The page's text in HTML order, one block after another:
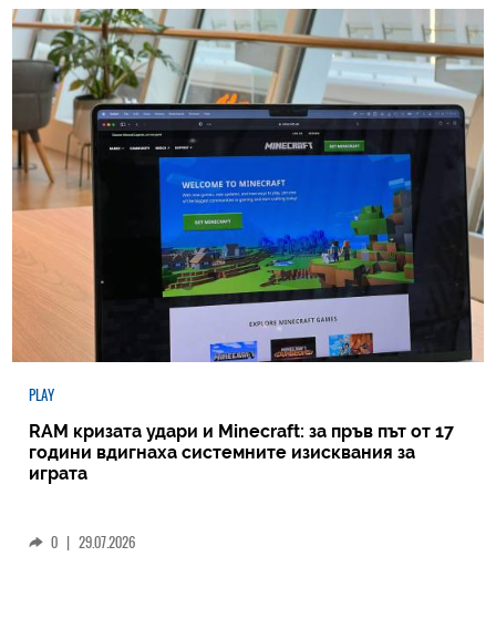
PLAY
RAM кризата удари и Minecraft: за пръв път от 17
години вдигнаха системните изисквания за
играта
0 | 29.07.2026